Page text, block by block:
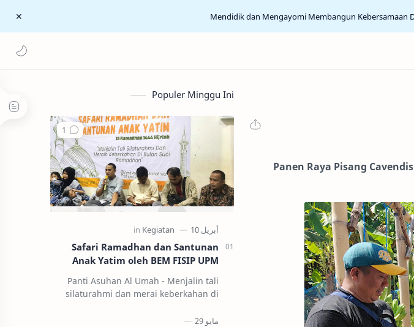
Mendidik dan Mengayomi Membangun Kebersamaan
Panen Raya Pisang
Populer Minggu Ini
Safari Ramadhan dan Santunan
Anak Yatim oleh BEM FISIP UPM
Panti Asuhan Al Umah - Menjalin tali
silaturahmi dan merai keberkahan di
melaksanakan kegiatan Safari